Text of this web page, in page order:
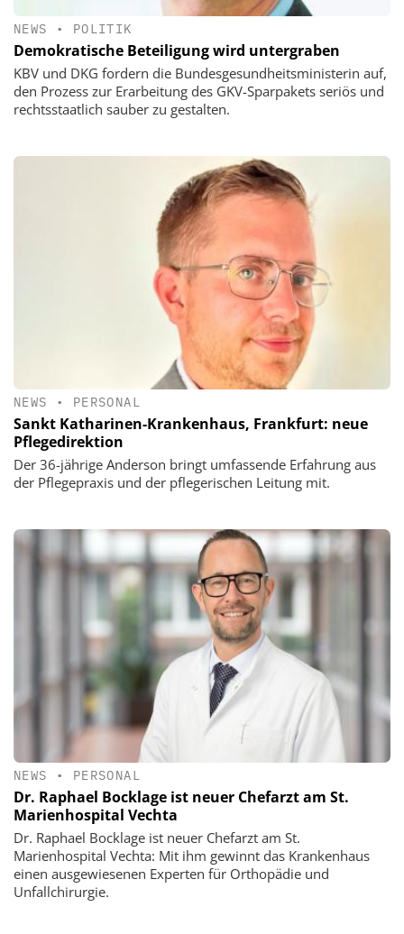
NEWS • POLITIK
Demokratische Beteiligung wird untergraben
KBV und DKG fordern die Bundesgesundheitsministerin auf,
den Prozess zur Erarbeitung des GKV-Sparpakets seriös und
rechtsstaatlich sauber zu gestalten.
NEWS • PERSONAL
Sankt Katharinen-Krankenhaus, Frankfurt: neue
Pflegedirektion
Der 36-jährige Anderson bringt umfassende Erfahrung aus
der Pflegepraxis und der pflegerischen Leitung mit.
NEWS • PERSONAL
Dr. Raphael Bocklage ist neuer Chefarzt am St.
Marienhospital Vechta
Dr. Raphael Bocklage ist neuer Chefarzt am St.
Marienhospital Vechta: Mit ihm gewinnt das Krankenhaus
einen ausgewiesenen Experten für Orthopädie und
Unfallchirurgie.